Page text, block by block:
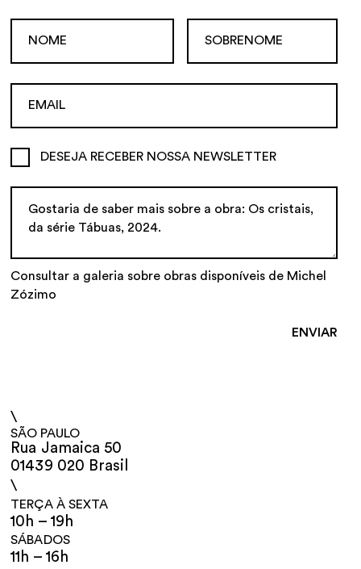
DESEJA RECEBER NOSSA NEWSLETTER
Consultar a galeria sobre obras disponíveis de Michel
Zózimo
\
SÃO PAULO
Rua Jamaica 50
01439 020 Brasil
\
TERÇA À SEXTA
10h – 19h
SÁBADOS
11h – 16h